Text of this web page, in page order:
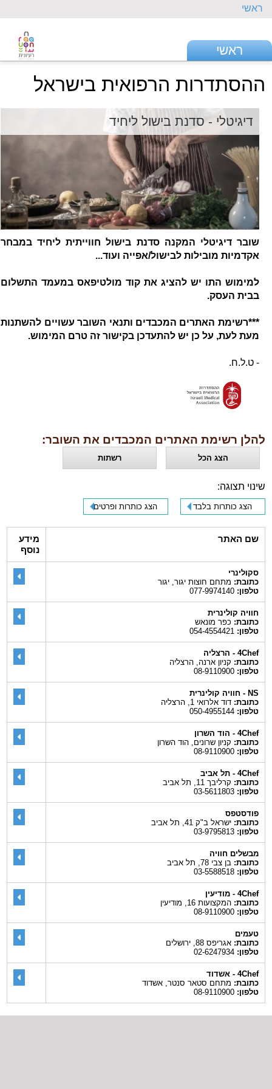
ראשי
ראשי
ההסתדרות הרפואית בישראל
דיגיטלי - סדנת בישול ליחיד
שובר דיגיטלי המקנה סדנת בישול חווייתית ליחיד במבחר
אקדמיות מובילות לבישול/אפייה ועוד...
למימוש התו יש להציג את קוד מולטיפאס במעמד התשלום
בבית העסק.
***רשימת האתרים המכבדים ותנאי השובר עשויים להשתנות
מעת לעת, על כן יש להתעדכן בקישור זה טרם המימוש.
- ט.ל.ח.
להלן רשימת האתרים המכבדים את השובר:
הצג הכל רשתות
שינוי תצוגה:
הצג כותרות בלבד הצג כותרות ופרטים
שם האתר
מידע
נוסף
סקולינרי
כתובת:מתחם חוצות יגור, יגור
טלפון:077-9974140
חוויה קולינרית
כתובת:כפר מונאש
טלפון:054-4554421
4Chef - הרצליה
כתובת:קניון ארנה, הרצליה
טלפון:08-9110900
NS - חוויה קולינרית
כתובת:דוד אלרואי 1, הרצליה
טלפון:050-4955144
4Chef - הוד השרון
כתובת:קניון שרונים, הוד השרון
טלפון:08-9110900
4Chef - תל אביב
כתובת:קרליבך 11, תל אביב
טלפון:03-5611803
פודסטפס
כתובת:ישראל ב"ק 41, תל אביב
טלפון:03-9795813
מבשלים חוויה
כתובת:בן צבי 78, תל אביב
טלפון:03-5588518
4Chef - מודיעין
כתובת:המקצועות 16, מודיעין
טלפון:08-9110900
טעמים
כתובת:אגריפס 88, ירושלים
טלפון:02-6247934
4Chef - אשדוד
כתובת:מתחם סטאר סנטר, אשדוד
טלפון:08-9110900